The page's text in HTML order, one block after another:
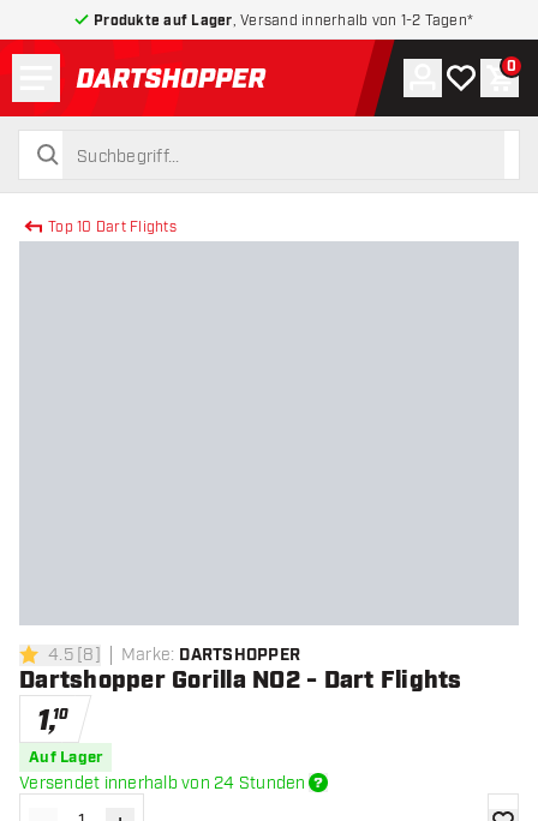
Produkte auf Lager , Versand innerhalb von 1-2 Tagen*
zurück zur Startseite
suchen
suchen
Konto
Meine 0
Top 10 Dart Flights
4.5 Bewertungssterne
4.5[8] Marke: DARTSHOPPER
Dartshopper Gorilla NO2 - Dart Flights
1,10
Auf Lager
Versendet innerhalb von 24 Stunden